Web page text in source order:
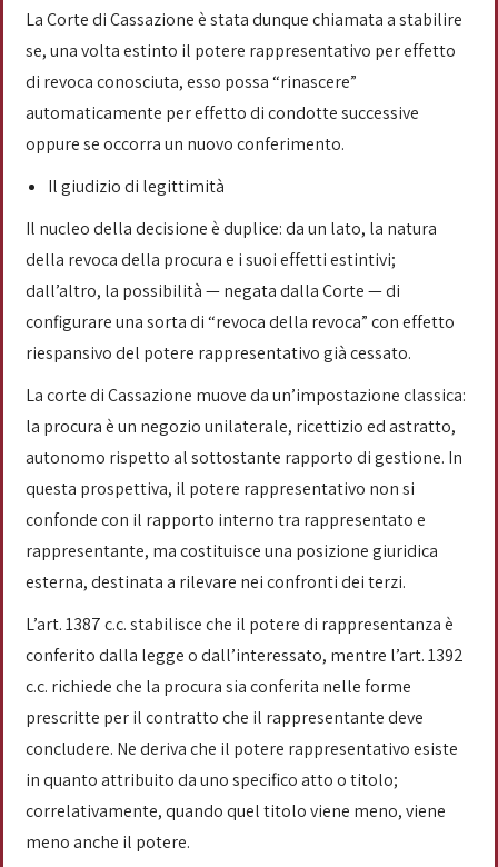
La Corte di Cassazione è stata dunque chiamata a stabilire
se, una volta estinto il potere rappresentativo per effetto
di revoca conosciuta, esso possa “rinascere”
automaticamente per effetto di condotte successive
oppure se occorra un nuovo conferimento.
Il giudizio di legittimità
Il nucleo della decisione è duplice: da un lato, la natura
della revoca della procura e i suoi effetti estintivi;
dall’altro, la possibilità — negata dalla Corte — di
configurare una sorta di “revoca della revoca” con effetto
riespansivo del potere rappresentativo già cessato.
La corte di Cassazione muove da un’impostazione classica:
la procura è un negozio unilaterale, ricettizio ed astratto,
autonomo rispetto al sottostante rapporto di gestione. In
questa prospettiva, il potere rappresentativo non si
confonde con il rapporto interno tra rappresentato e
rappresentante, ma costituisce una posizione giuridica
esterna, destinata a rilevare nei confronti dei terzi.
L’art. 1387 c.c. stabilisce che il potere di rappresentanza è
conferito dalla legge o dall’interessato, mentre l’art. 1392
c.c. richiede che la procura sia conferita nelle forme
prescritte per il contratto che il rappresentante deve
concludere. Ne deriva che il potere rappresentativo esiste
in quanto attribuito da uno specifico atto o titolo;
correlativamente, quando quel titolo viene meno, viene
meno anche il potere.